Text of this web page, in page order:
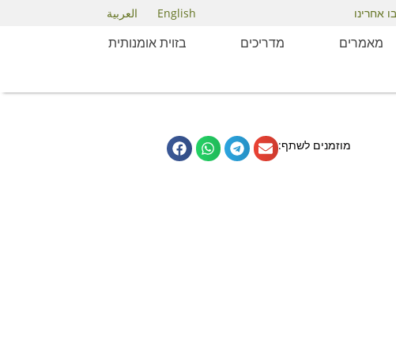
אחרינו English العربية
מאמרים מדריכים
בזוית אומנותית
מוזמנים לשתף: